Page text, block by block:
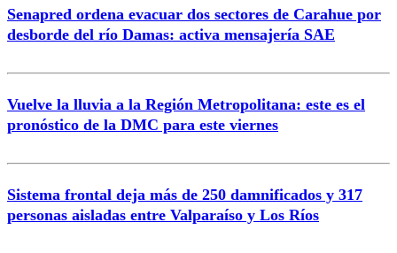
Senapred ordena evacuar dos sectores de Carahue por
desborde del río Damas: activa mensajería SAE
Vuelve la lluvia a la Región Metropolitana: este es el
pronóstico de la DMC para este viernes
Sistema frontal deja más de 250 damnificados y 317
personas aisladas entre Valparaíso y Los Ríos